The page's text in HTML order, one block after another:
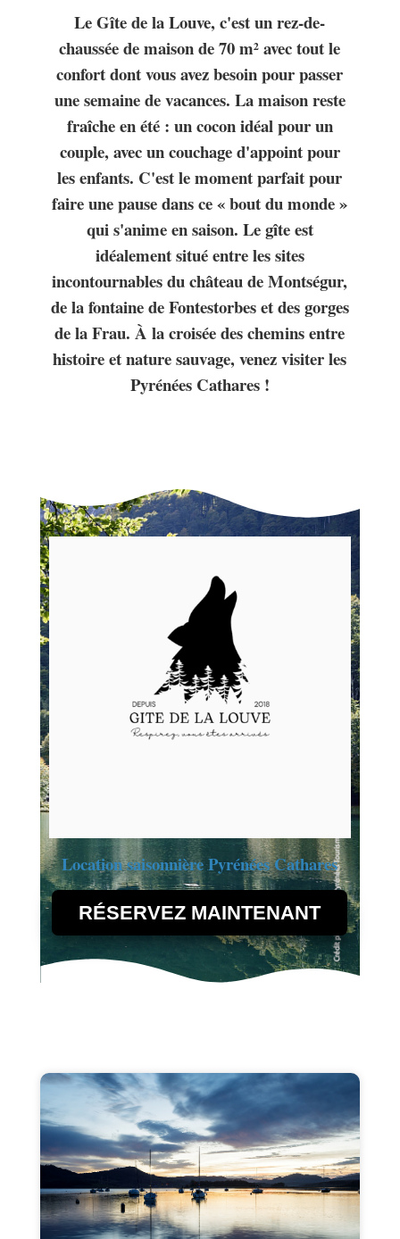
Le Gîte de la Louve, c'est un rez-de-
chaussée de maison de 70 m² avec tout le
confort dont vous avez besoin pour passer
une semaine de vacances. La maison reste
fraîche en été : un cocon idéal pour un
couple, avec un couchage d'appoint pour
les enfants. C'est le moment parfait pour
faire une pause dans ce « bout du monde »
qui s'anime en saison. Le gîte est
idéalement situé entre les sites
incontournables du château de Montségur,
de la fontaine de Fontestorbes et des gorges
de la Frau. À la croisée des chemins entre
histoire et nature sauvage, venez visiter les
Pyrénées Cathares !
Location saisonnière Pyrénées Cathares
RÉSERVEZ MAINTENANT